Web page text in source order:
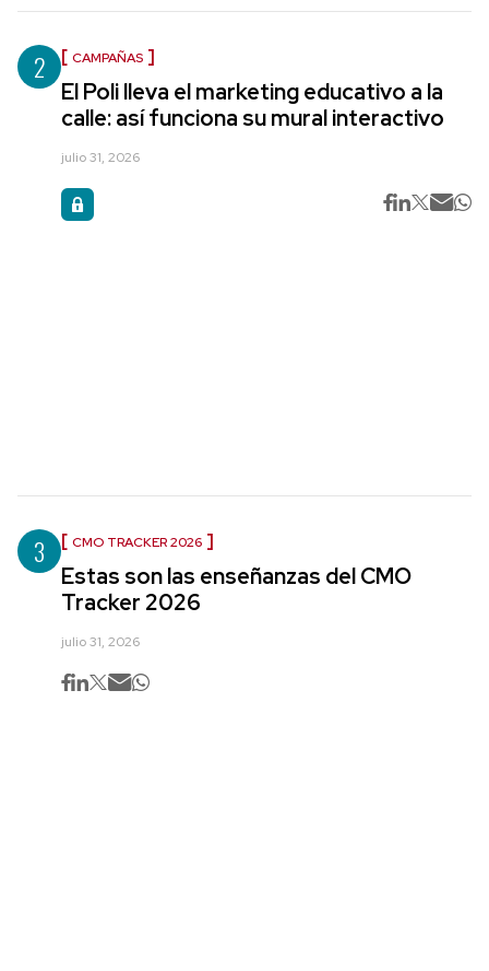
2 CAMPAÑAS
El Poli lleva el marketing educativo a la
calle: así funciona su mural interactivo
julio 31, 2026
3 CMO TRACKER 2026
Estas son las enseñanzas del CMO
Tracker 2026
julio 31, 2026